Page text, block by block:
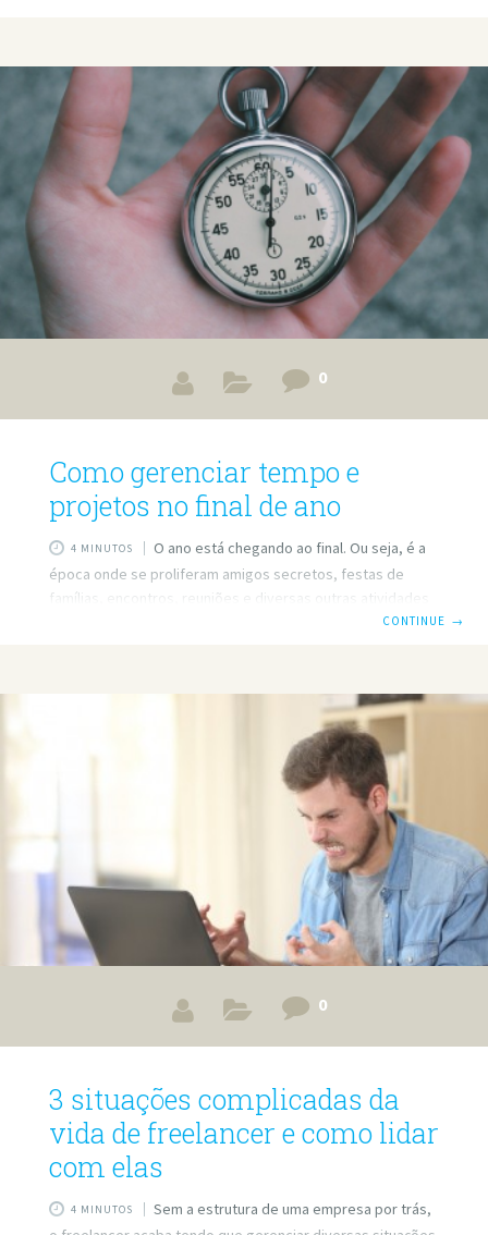
informações O mundo digital é cheio de imprevistos. Uma
batida sem querer, um copo de água derramado
acidentalmente, um superaquecimento e o seu
equipamento pode decidir deixar você na mão, junto com
todos os arquivos que
0
Como gerenciar tempo e
projetos no final de ano
4 MINUTOS
O ano está chegando ao final. Ou seja, é a
época onde se proliferam amigos secretos, festas de
famílias, encontros, reuniões e diversas outras atividades
sociais. É também a época onde o movimento diminui em
janeiro. E é uma época delicada para os freelancers, que
acabam vendo os clientes diminuírem o número de jobs ou
tendo que gerenciar os projetos com os compromissos
CONTINUE →
0
3 situações complicadas da
vida de freelancer e como lidar
com elas
4 MINUTOS
Sem a estrutura de uma empresa por trás,